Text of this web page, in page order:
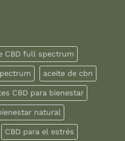
CBD full spectrum
aceite de cbn
CBD para bienestar
natural
CBD para el estrés